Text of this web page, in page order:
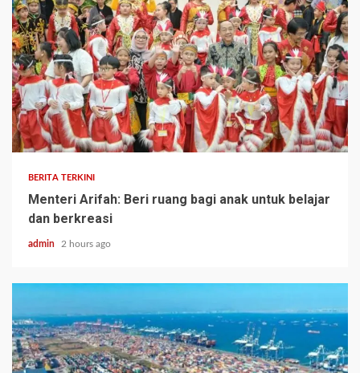
BERITA TERKINI
Menteri Arifah: Beri ruang bagi anak untuk belajar
dan berkreasi
admin 2 hours ago